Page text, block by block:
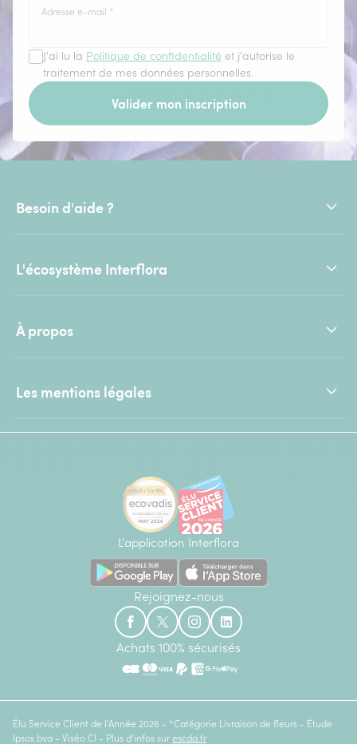
Adresse e-mail *
J'ai lu la Politique de confidentialité et j'autorise le
traitement de mes données personnelles.
Valider mon inscription
Besoin d'aide ?
L'écosystème Interflora
À propos
Les mentions légales
L'application Interflora
Rejoignez-nous
Achats 100% sécurisés
Élu Service Client de l'Année 2026 - *Catégorie Livraison de fleurs - Étude
Ipsos bva - Viséo CI - Plus d'infos sur escda.fr